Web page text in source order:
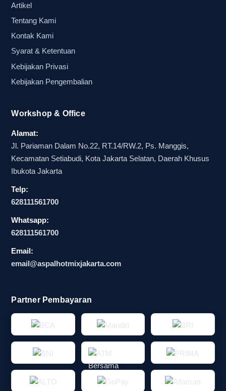
Artikel
Tentang Kami
Kontak Kami
Syarat & Ketentuan
Kebijakan Privasi
Kebijakan Pengembalian
Workshop & Office
Alamat:
Jl. Pariaman Dalam No.22, RT.14/RW.2, Ps. Manggis,
Kecamatan Setiabudi, Kota Jakarta Selatan, Daerah Khusus
Ibukota Jakarta
Telp:
628111561700
Whatsapp:
628111561700
Email:
email@aspalhotmixjakarta.com
Partner Pembayaran